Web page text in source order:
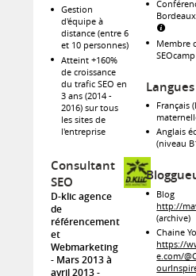
Gestion
d'équipe à
distance (entre 6
et 10 personnes)
Atteint +160%
de croissance
du trafic SEO en
3 ans (2014 -
2016) sur tous
les sites de
l'entreprise
Consultant
SEO
D-klic agence
de
référencement
et
Webmarketing
Mars 2013 à
avril 2013
Membre
SEOcamp
Langues
Français
Anglais
(niveau
Blog
http://
(archive)
Chaine
https://
e.com/